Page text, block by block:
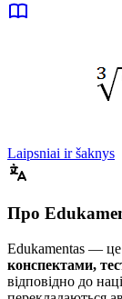
Laipsniai ir šaknys
Про
Edukamentas — це
конспектами,
відповідно до